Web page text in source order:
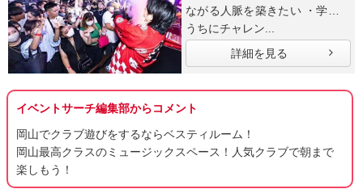
ながる人脈を築きたい ・学生の
うちにチャレン...
詳細を見る
イベントサーチ編集部からコメント
岡山でクラブ遊びをするならベスティルーム！
岡山最高クラスのミュージックスペース！人気クラブで朝まで
楽しもう！